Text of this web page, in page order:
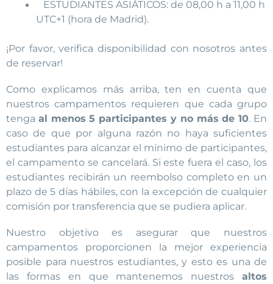
ESTUDIANTES ASIÁTICOS: de 08,00 h a 11,00 h
UTC+1 (hora de Madrid).
¡Por favor, verifica disponibilidad con nosotros antes
de reservar!
Como explicamos más arriba, ten en cuenta que
nuestros campamentos requieren que cada grupo
tenga al menos 5 participantes y no más de 10. En
caso de que por alguna razón no haya suficientes
estudiantes para alcanzar el mínimo de participantes,
el campamento se cancelará. Si este fuera el caso, los
estudiantes recibirán un reembolso completo en un
plazo de 5 días hábiles, con la excepción de cualquier
comisión por transferencia que se pudiera aplicar.
Nuestro objetivo es asegurar que nuestros
campamentos proporcionen la mejor experiencia
posible para nuestros estudiantes, y esto es una de
las formas en que mantenemos nuestros altos